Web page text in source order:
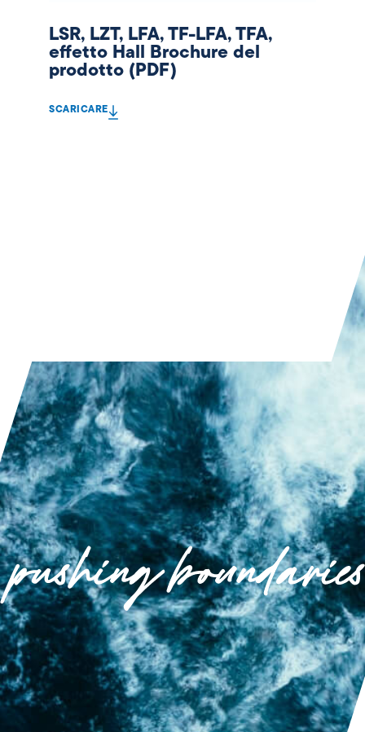
LSR, LZT, LFA, TF-LFA, TFA,
effetto Hall Brochure del
prodotto (PDF)
SCARICARE